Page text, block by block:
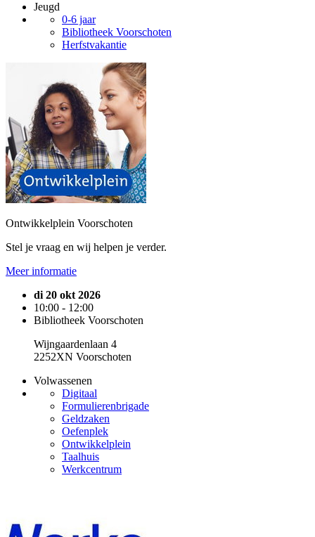
Jeugd
0-6 jaar
Bibliotheek Voorschoten
Herfstvakantie
Ontwikkelplein Voorschoten
Stel je vraag en wij helpen je verder.
Meer informatie
di 20 okt 2026
10:00 - 12:00
Bibliotheek Voorschoten
Wijngaardenlaan 4
2252XN Voorschoten
Volwassenen
Digitaal
Formulierenbrigade
Geldzaken
Oefenplek
Ontwikkelplein
Taalhuis
Werkcentrum